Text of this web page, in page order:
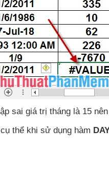
sai giá trị tháng là 15
thể khi sử dụng hàm